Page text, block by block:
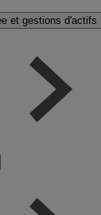
et gestions d'actifs